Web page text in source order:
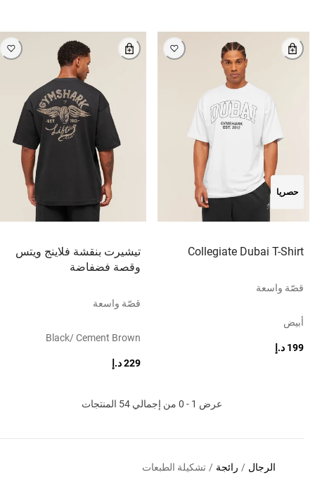
حصريا
Collegiate Dubai T-Shirt
قصّة واسعة
أبيض
199 د.إ
تيشيرت بنقشة فلاينج ويتس
وقصة فضفاضة
قصّة واسعة
Black/ Cement Brown
229 د.إ
عرض 1 - 0 من إجمالي 54 المنتجات
الرجال / رائجة / تشكيلة الطبعات